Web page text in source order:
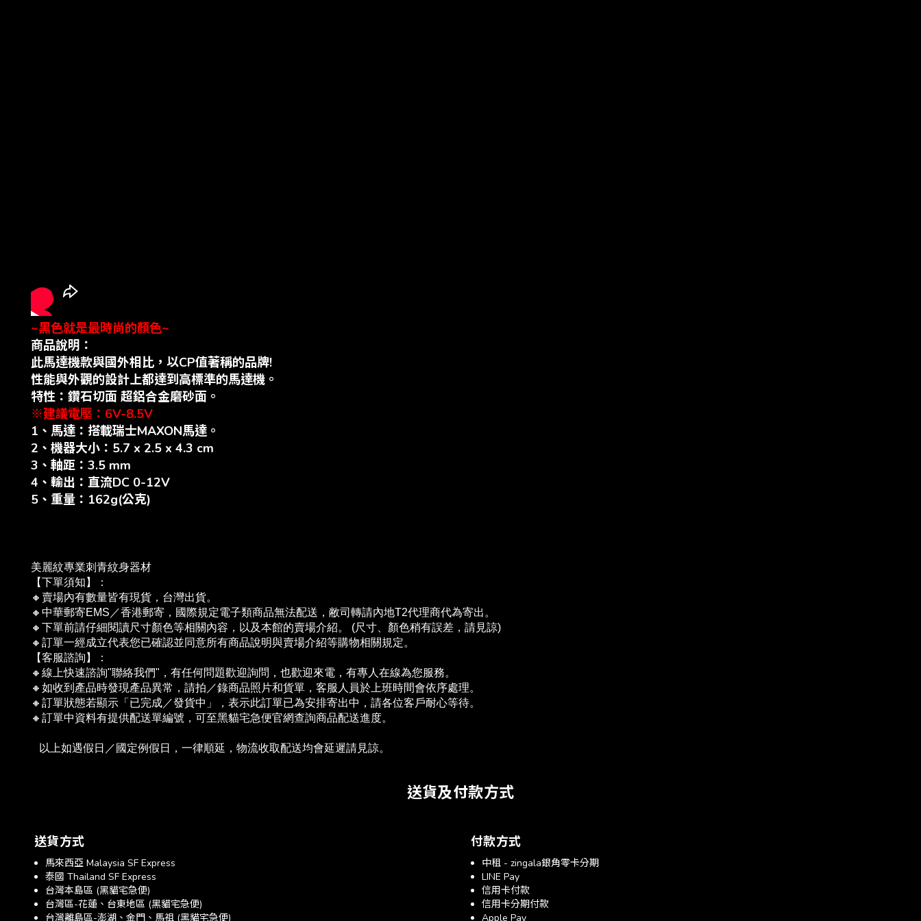
~黑色就是最時尚的顏色~
商品說明：
此馬達機款與國外相比，以CP值著稱的品牌!
性能與外觀的設計上都達到高標準的馬達機。
特性：鑽石切面 超鋁合金磨砂面。
※建議電壓：6V-8.5V
1、馬達：搭載瑞士MAXON馬達。
2、機器大小：5.7 x 2.5 x 4.3 cm
3、軸距：3.5 mm
4、輸出：直流DC 0-12V
5、重量：162g(公克)
美麗紋專業刺青紋身器材
【下單須知】：
🔸賣場內有數量皆有現貨，台灣出貨。
🔸中華郵寄EMS／香港郵寄，國際規定電子類商品無法配送，敝司轉請內地T2代理商代為寄出。
🔸下單前請仔細閱讀尺寸顏色等相關內容，以及本館的賣場介紹。 (尺寸、顏色稍有誤差，請見諒)
🔸訂單一經成立代表您已確認並同意所有商品說明與賣場介紹等購物相關規定。
【客服諮詢】：
🔸線上快速諮詢"聯絡我們"，有任何問題歡迎詢問，也歡迎來電，有專人在線為您服務。
🔸如收到產品時發現產品異常，請拍／錄商品照片和貨單，客服人員於上班時間會依序處理。
🔸訂單狀態若顯示「已完成／發貨中」，表示此訂單已為安排寄出中，請各位客戶耐心等待。
🔸訂單中資料有提供配送單編號，可至黑貓宅急便官網查詢商品配送進度。
   以上如遇假日／國定例假日，一律順延，物流收取配送均會延遲請見諒。
送貨及付款方式
送貨方式
馬來西亞 Malaysia SF Express
泰國 Thailand SF Express
台灣本島區 (黑貓宅急便)
台灣區-花蓮、台東地區 (黑貓宅急便)
台灣離島區-澎湖、金門、馬祖 (黑貓宅急便)
付款方式
中租 - zingala銀角零卡分期
LINE Pay
信用卡付款
信用卡分期付款
Apple Pay